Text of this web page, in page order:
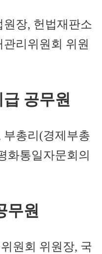
장, 헌법재판소
리위원회 위원
공무원
부총리(경제부총
화통일자문회의
무원
원회 위원장, 국